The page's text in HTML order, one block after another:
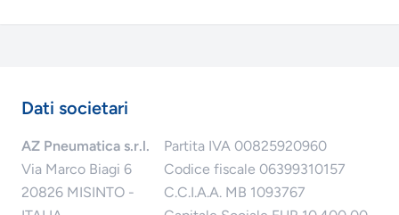
Dati societari
AZ Pneumatica s.r.l.
Via Marco Biagi 6
20826 MISINTO -
Partita IVA 00825920960
Codice fiscale 06399310157
C.C.I.A.A. MB 1093767